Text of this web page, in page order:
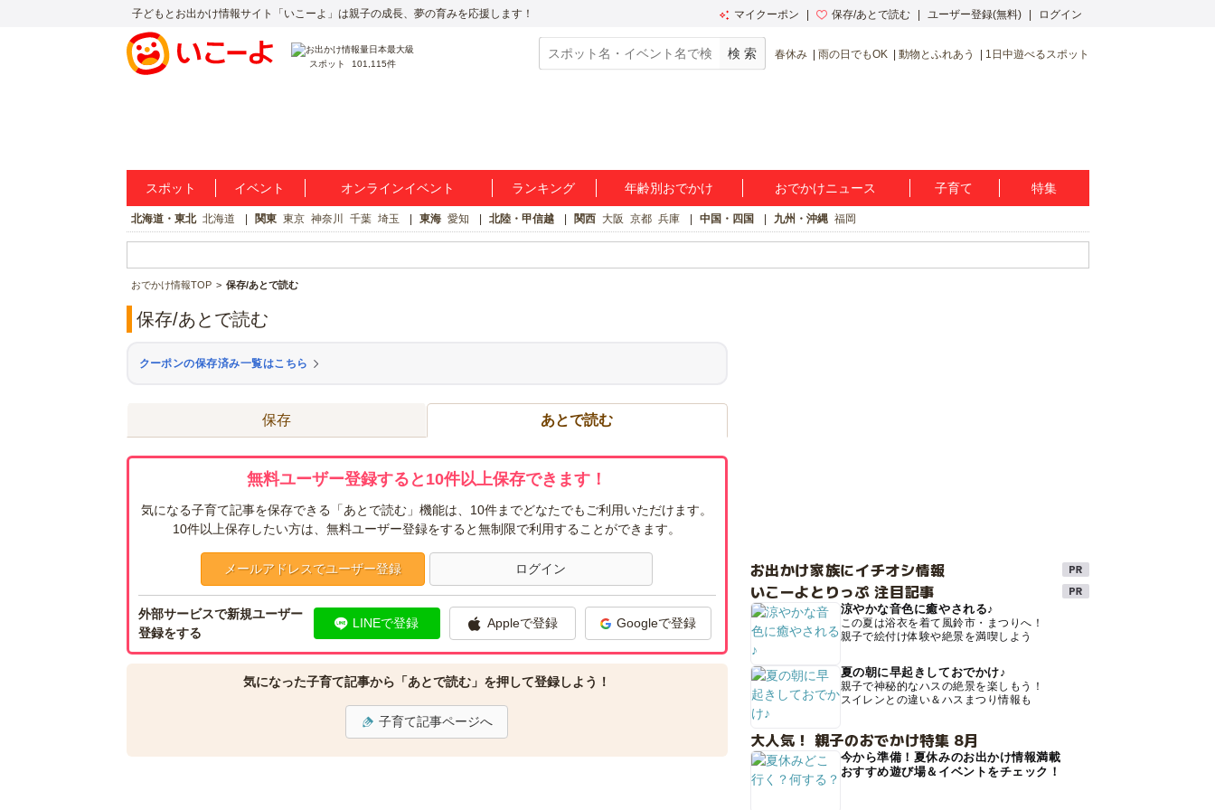
子どもとお出かけ情報サイト「いこーよ」は親子の成長、夢の育みを応援します！ マイクーポン 保存/あとで読む ユーザー登録(無料) ログイン
スポット 101,115件
春休み 雨の日でもOK 動物とふれあう 1日中遊べるスポット
スポット イベント オンラインイベント ランキング 年齢別おでかけ おでかけニュース 子育て 特集
北海道・東北 北海道 関東 東京 神奈川 千葉 埼玉 東海 愛知 北陸・甲信越 関西 大阪 京都 兵庫 中国・四国 九州・沖縄 福岡
おでかけ情報TOP 保存/あとで読む
保存/あとで読む
クーポンの保存済み一覧はこちら
保存 あとで読む
無料ユーザー登録すると10件以上保存できます！
気になる子育て記事を保存できる「あとで読む」機能は、10件までどなたでもご利用いただけます。
10件以上保存したい方は、無料ユーザー登録をすると無制限で利用することができます。
メールアドレスでユーザー登録 ログイン
外部サービスで新規ユーザー
登録をする
LINEで登録 Appleで登録 Googleで登録
気になった子育て記事から「あとで読む」を押して登録しよう！
子育て記事ページへ
お出かけ家族にイチオシ情報
いこーよとりっぷ 注目記事
涼やかな音色に癒やされる♪
この夏は浴衣を着て風鈴市・まつりへ！
親子で絵付け体験や絶景を満喫しよう
夏の朝に早起きしておでかけ♪
親子で神秘的なハスの絶景を楽しもう！
スイレンとの違い＆ハスまつり情報も
大人気！ 親子のおでかけ特集 8月
今から準備！夏休みのお出かけ情報満載
おすすめ遊び場＆イベントをチェック！